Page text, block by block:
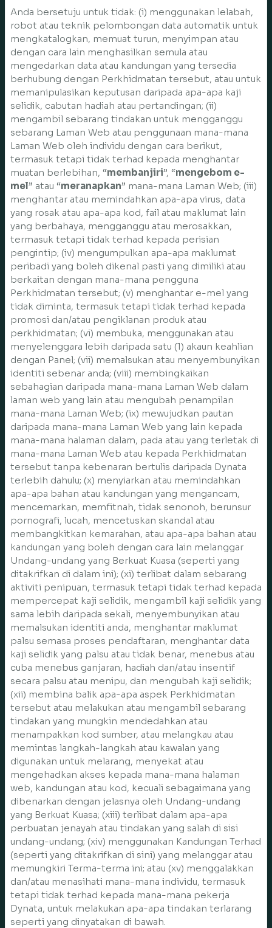
Anda bersetuju untuk tidak: (i) menggunakan lelabah,
robot atau teknik pelombongan data automatik untuk
mengkatalogkan, memuat turun, menyimpan atau
dengan cara lain menghasilkan semula atau
mengedarkan data atau kandungan yang tersedia
berhubung dengan Perkhidmatan tersebut, atau untuk
memanipulasikan keputusan daripada apa-apa kaji
selidik, cabutan hadiah atau pertandingan; (ii)
mengambil sebarang tindakan untuk mengganggu
sebarang Laman Web atau penggunaan mana-mana
Laman Web oleh individu dengan cara berikut,
termasuk tetapi tidak terhad kepada menghantar
muatan berlebihan, “membanjiri”, “mengebom e-
mel” atau “meranapkan” mana-mana Laman Web; (iii)
menghantar atau memindahkan apa-apa virus, data
yang rosak atau apa-apa kod, fail atau maklumat lain
yang berbahaya, mengganggu atau merosakkan,
termasuk tetapi tidak terhad kepada perisian
pengintip; (iv) mengumpulkan apa-apa maklumat
peribadi yang boleh dikenal pasti yang dimiliki atau
berkaitan dengan mana-mana pengguna
Perkhidmatan tersebut; (v) menghantar e-mel yang
tidak diminta, termasuk tetapi tidak terhad kepada
promosi dan/atau pengiklanan produk atau
perkhidmatan; (vi) membuka, menggunakan atau
menyelenggara lebih daripada satu (1) akaun keahlian
dengan Panel; (vii) memalsukan atau menyembunyikan
identiti sebenar anda; (viii) membingkaikan
sebahagian daripada mana-mana Laman Web dalam
laman web yang lain atau mengubah penampilan
mana-mana Laman Web; (ix) mewujudkan pautan
daripada mana-mana Laman Web yang lain kepada
mana-mana halaman dalam, pada atau yang terletak di
mana-mana Laman Web atau kepada Perkhidmatan
tersebut tanpa kebenaran bertulis daripada Dynata
terlebih dahulu; (x) menyiarkan atau memindahkan
apa-apa bahan atau kandungan yang mengancam,
mencemarkan, memfitnah, tidak senonoh, berunsur
pornografi, lucah, mencetuskan skandal atau
membangkitkan kemarahan, atau apa-apa bahan atau
kandungan yang boleh dengan cara lain melanggar
Undang-undang yang Berkuat Kuasa (seperti yang
ditakrifkan di dalam ini); (xi) terlibat dalam sebarang
aktiviti penipuan, termasuk tetapi tidak terhad kepada
mempercepat kaji selidik, mengambil kaji selidik yang
sama lebih daripada sekali, menyembunyikan atau
memalsukan identiti anda, menghantar maklumat
palsu semasa proses pendaftaran, menghantar data
kaji selidik yang palsu atau tidak benar, menebus atau
cuba menebus ganjaran, hadiah dan/atau insentif
secara palsu atau menipu, dan mengubah kaji selidik;
(xii) membina balik apa-apa aspek Perkhidmatan
tersebut atau melakukan atau mengambil sebarang
tindakan yang mungkin mendedahkan atau
menampakkan kod sumber, atau melangkau atau
memintas langkah-langkah atau kawalan yang
digunakan untuk melarang, menyekat atau
mengehadkan akses kepada mana-mana halaman
web, kandungan atau kod, kecuali sebagaimana yang
dibenarkan dengan jelasnya oleh Undang-undang
yang Berkuat Kuasa; (xiii) terlibat dalam apa-apa
perbuatan jenayah atau tindakan yang salah di sisi
undang-undang; (xiv) menggunakan Kandungan Terhad
(seperti yang ditakrifkan di sini) yang melanggar atau
memungkiri Terma-terma ini; atau (xv) menggalakkan
dan/atau menasihati mana-mana individu, termasuk
tetapi tidak terhad kepada mana-mana pekerja
Dynata, untuk melakukan apa-apa tindakan terlarang
seperti yang dinyatakan di bawah.